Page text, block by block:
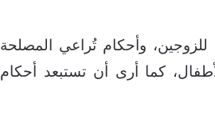
وأحكام تُراعي المصلحة
كما أرى أن تستبعد أحكام